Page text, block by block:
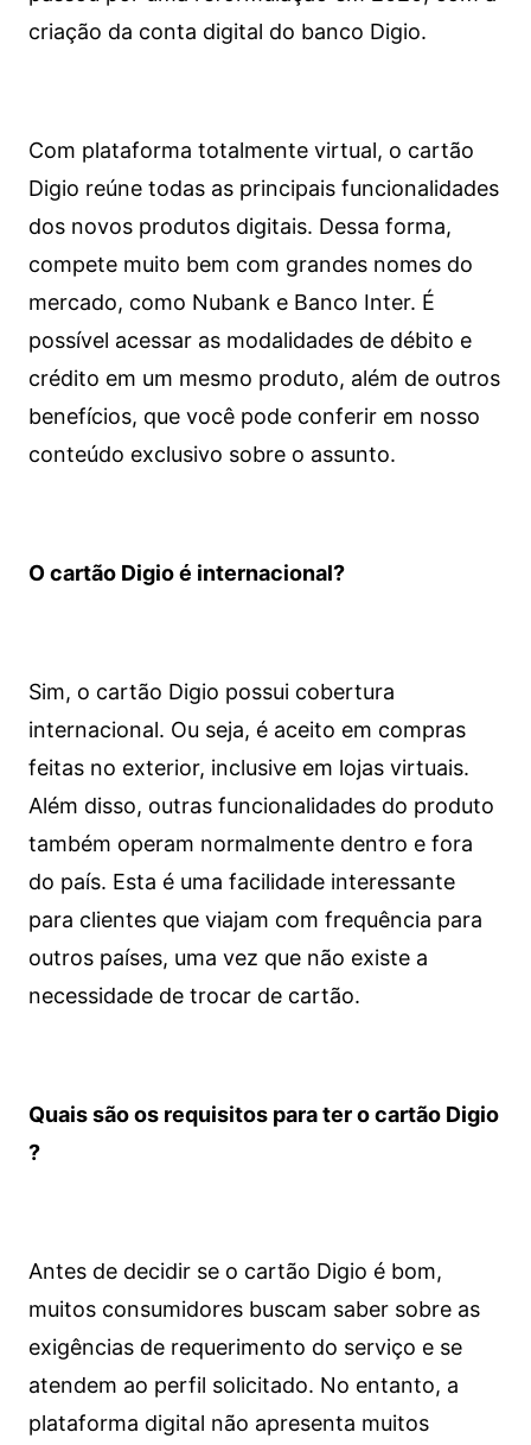
criação da conta digital do banco Digio.
Com plataforma totalmente virtual, o cartão
Digio reúne todas as principais funcionalidades
dos novos produtos digitais. Dessa forma,
compete muito bem com grandes nomes do
mercado, como Nubank e Banco Inter. É
possível acessar as modalidades de débito e
crédito em um mesmo produto, além de outros
benefícios, que você pode conferir em nosso
conteúdo exclusivo sobre o assunto.
O cartão Digio é internacional?
Sim, o cartão Digio possui cobertura
internacional. Ou seja, é aceito em compras
feitas no exterior, inclusive em lojas virtuais.
Além disso, outras funcionalidades do produto
também operam normalmente dentro e fora
do país. Esta é uma facilidade interessante
para clientes que viajam com frequência para
outros países, uma vez que não existe a
necessidade de trocar de cartão.
Quais são os requisitos para ter o cartão Digio
?
Antes de decidir se o cartão Digio é bom,
muitos consumidores buscam saber sobre as
exigências de requerimento do serviço e se
atendem ao perfil solicitado. No entanto, a
plataforma digital não apresenta muitos